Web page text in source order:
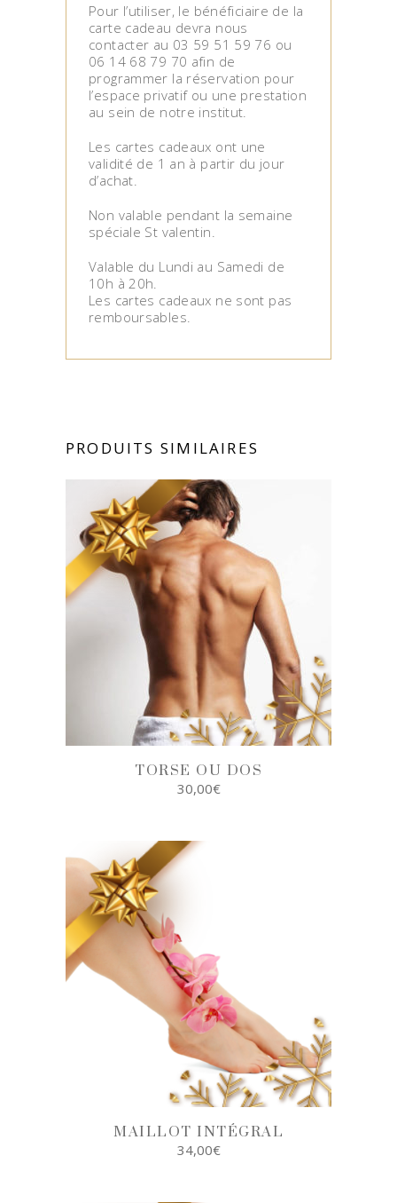
Pour l’utiliser, le bénéficiaire de la
carte cadeau devra nous
contacter au 03 59 51 59 76 ou
06 14 68 79 70 afin de
programmer la réservation pour
l’espace privatif ou une prestation
au sein de notre institut.
Les cartes cadeaux ont une
validité de 1 an à partir du jour
d’achat.
Non valable pendant la semaine
spéciale St valentin.
Valable du Lundi au Samedi de
10h à 20h.
Les cartes cadeaux ne sont pas
remboursables.
PRODUITS SIMILAIRES
TORSE OU DOS
30,00€
AJOUTER AU
MAILLOT INTÉGRAL
34,00€